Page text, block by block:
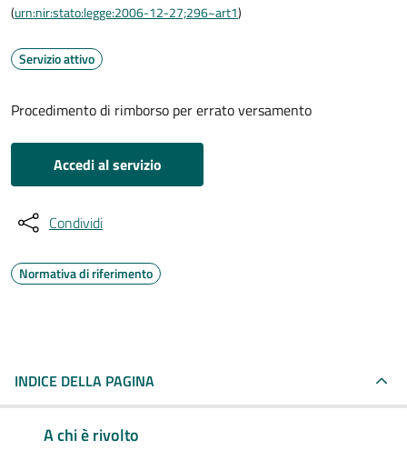
(urn:nir:stato:legge:2006-12-27;296~art1)
Servizio attivo
Procedimento di rimborso per errato versamento
Accedi al servizio
Condividi
Normativa di riferimento
INDICE DELLA PAGINA
A chi è rivolto